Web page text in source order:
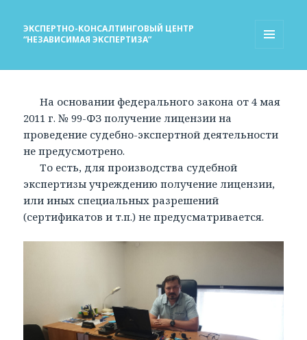
ЭКСПЕРТНО-КОНСАЛТИНГОВЫЙ ЦЕНТР
“НЕЗАВИСИМАЯ ЭКСПЕРТИЗА”
На основании федерального закона от 4 мая
2011 г. № 99-ФЗ получение лицензии на
проведение судебно-экспертной деятельности
не предусмотрено.
То есть, для производства судебной
экспертизы учреждению получение лицензии,
или иных специальных разрешений
(сертификатов и т.п.) не предусматривается.